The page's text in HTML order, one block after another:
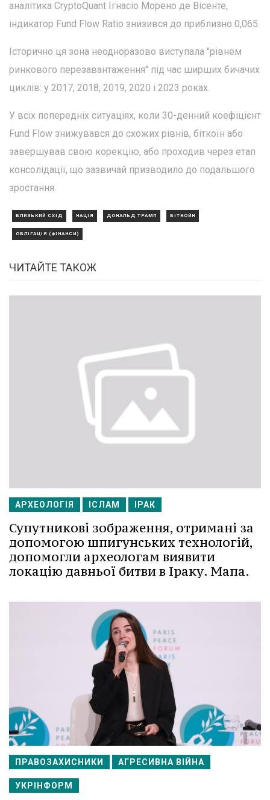
аналітика CryptoQuant Ігнасіо Морено де Вісенте,
індикатор Fund Flow Ratio знизився до приблизно 0,065.
Історично ця зона неодноразово виступала "рівнем
ринкового перезавантаження" під час ширших бичачих
циклів: у 2017, 2018, 2019, 2020 і 2023 роках.
У всіх попередніх ситуаціях, коли 30-денний коефіцієнт
Fund Flow знижувався до схожих рівнів, біткоїн або
завершував свою корекцію, або проходив через етап
консолідації, що зазвичай призводило до подальшого
зростання.
БЛИЗЬКИЙ СХІД НАЦІЯ ДОНАЛЬД ТРАМП БІТКОЙН
ОБЛІГАЦІЯ (ФІНАНСИ)
ЧИТАЙТЕ ТАКОЖ
АРХЕОЛОГІЯ ІСЛАМ ІРАК
Супутникові зображення, отримані за
допомогою шпигунських технологій,
допомогли археологам виявити
локацію давньої битви в Іраку. Мапа.
ПРАВОЗАХИСНИКИ АГРЕСИВНА ВІЙНА
УКРІНФОРМ